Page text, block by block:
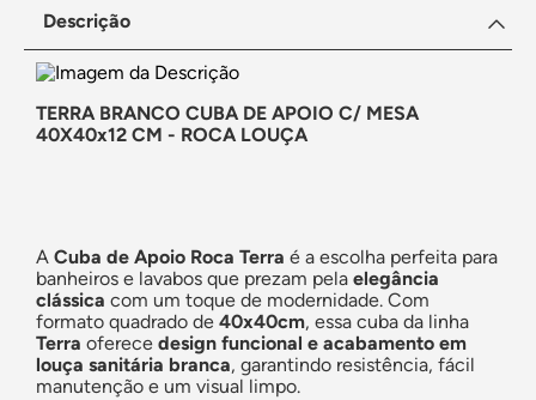
Descrição
TERRA BRANCO CUBA DE APOIO C/ MESA
40X40x12 CM - ROCA LOUÇA
A Cuba de Apoio Roca Terra é a escolha perfeita para
banheiros e lavabos que prezam pela elegância
clássica com um toque de modernidade. Com
formato quadrado de 40x40cm, essa cuba da linha
Terra oferece design funcional e acabamento em
louça sanitária branca, garantindo resistência, fácil
manutenção e um visual limpo.